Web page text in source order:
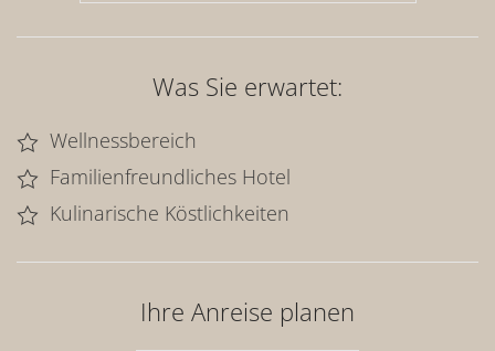
Was Sie erwartet:
Wellnessbereich
Familienfreundliches Hotel
Kulinarische Köstlichkeiten
Ihre Anreise planen